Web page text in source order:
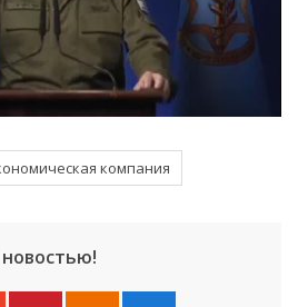
компания